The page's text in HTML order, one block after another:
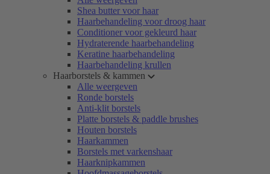
Shea butter voor haar
Haarbehandeling voor droog haar
Conditioner voor gekleurd haar
Hydraterende haarbehandeling
Keratine haarbehandeling
Haarbehandeling krullen
Haarborstels & kammen
Alle weergeven
Ronde borstels
Anti-klit borstels
Platte borstels & paddle brushes
Houten borstels
Haarkammen
Borstels met varkenshaar
Haarknipkammen